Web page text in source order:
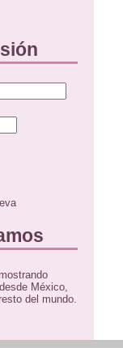
México,
del mundo.